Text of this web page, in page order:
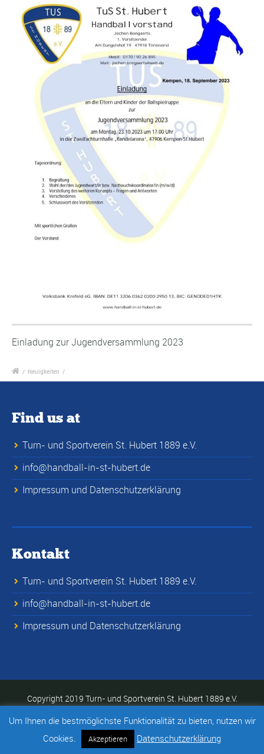
Einladung zur Jugendversammlung 2023
/ Neuigkeiten /
Find us at
Turn- und Sportverein St. Hubert 1889 e.V.
info@handball-in-st-hubert.de
Impressum und Datenschutzerklärung
Kontakt
Turn- und Sportverein St. Hubert 1889 e.V.
info@handball-in-st-hubert.de
Impressum und Datenschutzerklärung
Copyright 2019 Turn- und Sportverein St. Hubert 1889 e.V.
Um Ihnen die bestmöglichste Funktionalität zu bieten, nutzen wir
Cookies.
Akzeptieren Datenschutzerklärung